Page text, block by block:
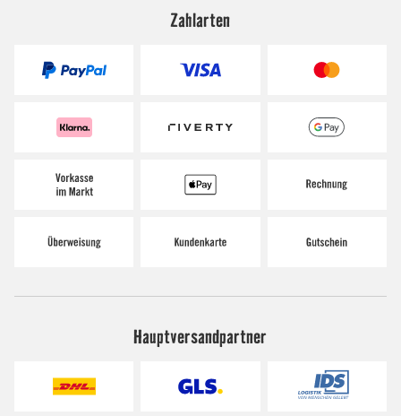
Zahlarten
Hauptversandpartner